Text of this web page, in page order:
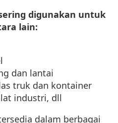
digunakan untuk
lain:
dan lantai
truk dan kontainer
industri, dll
dalam berbagai